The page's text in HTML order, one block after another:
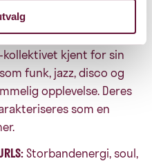
på en blanding av jazz
kollektivet kjent for sin
funk, jazz, disco og
opplevelse. Deres
som en
Storbandenergi, soul,